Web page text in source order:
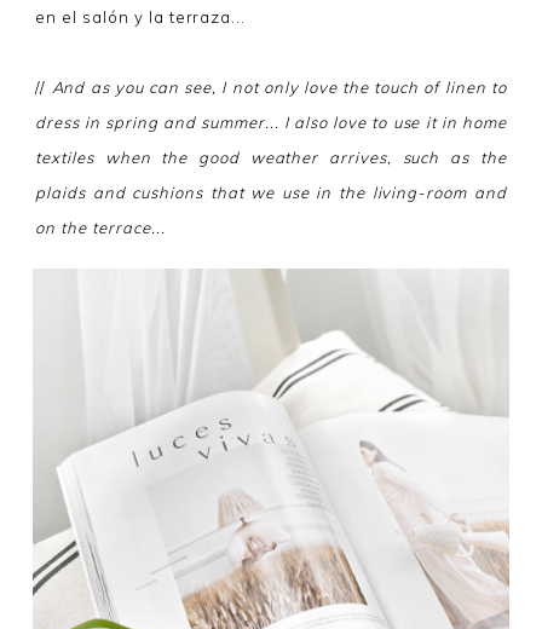
en el salón y la terraza...
// And as you can see, I not only love the touch of linen to
dress in spring and summer... I also love to use it in home
textiles when the good weather arrives, such as the
plaids and cushions that we use in the living-room and
on the terrace...